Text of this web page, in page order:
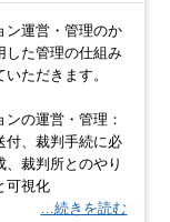
ン運営・管理のか
した管理の仕組み
ただきます。
ンの運営・管理：
付、裁判手続に必
裁判所とのやり
可視化
…続きを読む